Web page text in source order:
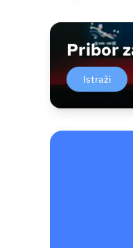
Pribor
Istraži